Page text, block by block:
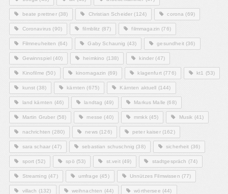
beate prettner(38) Christian Scheider (124) corona (69)
Coronavirus (90) filmblitz (87) filmmagazin (76)
Filmneuheiten (64) Gaby Schaunig (43) gesundheit(36)
Gewinnspiel (40) heimkino (138) kinder (47)
Kinofilme (50) kinomagazin (69) klagenfurt(776) kt1 (53)
kunst (38) kärnten (675) Kärnten aktuell (144)
land kärnten (46) landtag (49) Markus Malle (68)
Martin Gruber (58) messe (40) mmkk(45) Musik (41)
nachrichten (280) news(126) peter kaiser(162)
sara schaar (47) sebastian schuschnig (38) sicherheit (36)
sport (52) spö (53) st.veit(49) stadtgespräch (74)
Streaming (47) umfrage (45) Unnützes Filmwissen (77)
villach (132) weihnachten (44) wörthersee (44)